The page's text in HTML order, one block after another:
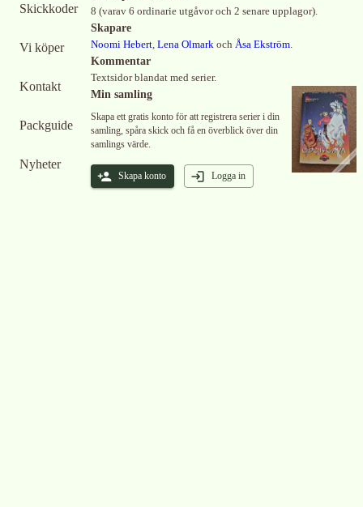
Skickkoder
Vi köper
Kontakt
Packguide
Nyheter
8 (varav 6 ordinarie utgåvor och 2 senare upplagor).
Skapare
Noomi Hebert, Lena Olmark och Åsa Ekström.
Kommentar
Textsidor blandat med serier.
Min samling
Skapa ett gratis konto för att registrera serier i din
samling, spåra skick och få en överblick över din
samlings värde.
Skapa konto Logga in